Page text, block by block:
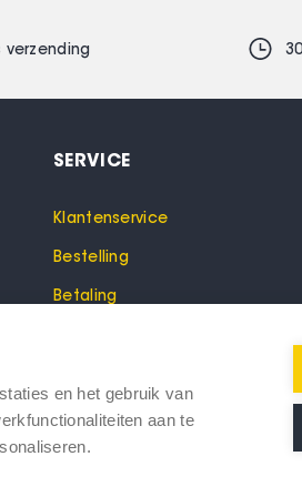
verzending
SERVICE
Klantenservice
Bestelling
Betaling
Retourneren
en het gebruik van
aan te